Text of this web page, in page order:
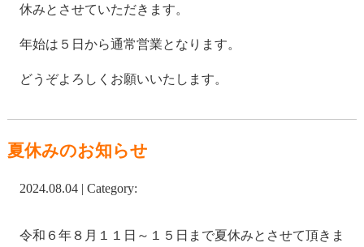
休みとさせていただきます。
年始は５日から通常営業となります。
どうぞよろしくお願いいたします。
夏休みのお知らせ
2024.08.04 | Category:
令和６年８月１１日～１５日まで夏休みとさせて頂きま